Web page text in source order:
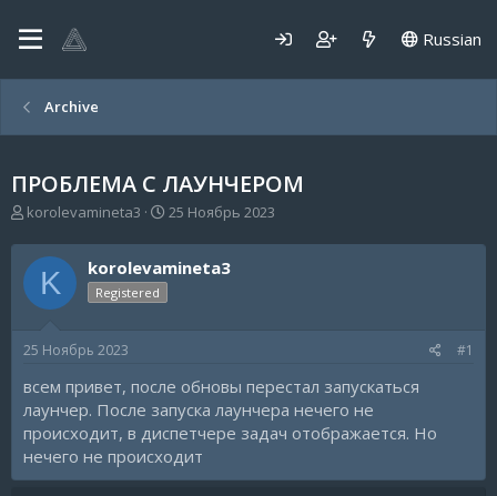
Russian
Archive
ПРОБЛЕМА С ЛАУНЧЕРОМ
А
т
о
р
м
korolevamineta3
Д
т
а
а
25 Ноябрь 2023
K korolevamineta3
Registered
25 Ноябрь 2023 #1
всем привет, после обновы перестал запускаться
лаунчер. После запуска лаунчера нечего не
происходит, в диспетчере задач отображается. Но
нечего не происходит